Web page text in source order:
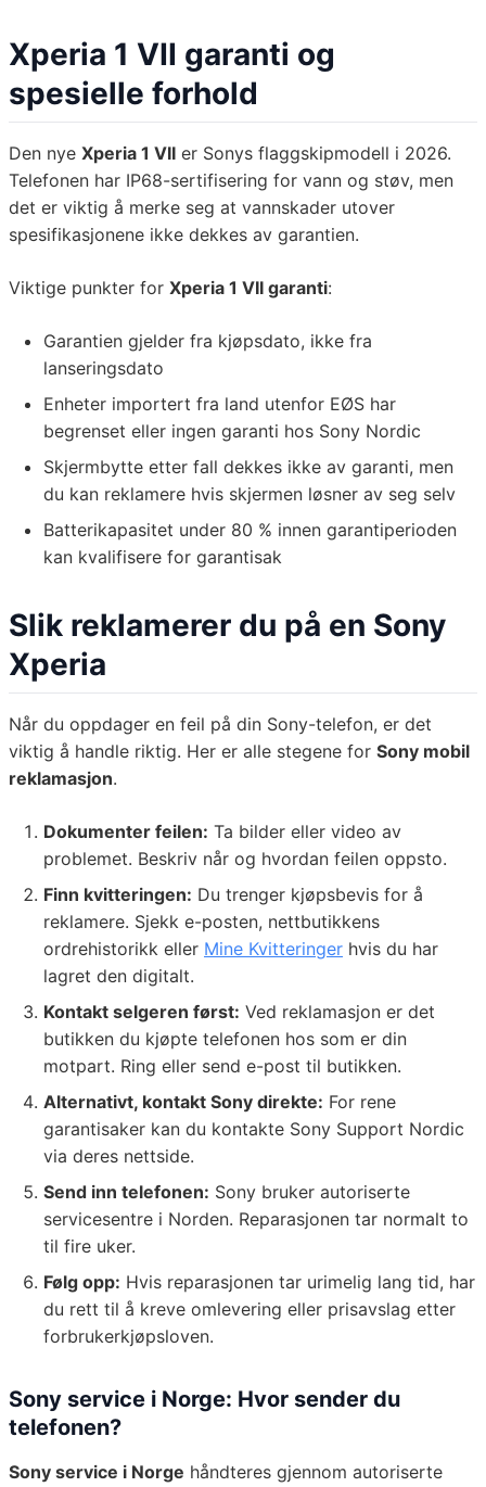
Xperia 1 VII garanti og
spesielle forhold
Den nye Xperia 1 VII er Sonys flaggskipmodell i 2026.
Telefonen har IP68-sertifisering for vann og støv, men
det er viktig å merke seg at vannskader utover
spesifikasjonene ikke dekkes av garantien.
Viktige punkter for Xperia 1 VII garanti:
Garantien gjelder fra kjøpsdato, ikke fra
lanseringsdato
Enheter importert fra land utenfor EØS har
begrenset eller ingen garanti hos Sony Nordic
Skjermbytte etter fall dekkes ikke av garanti, men
du kan reklamere hvis skjermen løsner av seg selv
Batterikapasitet under 80 % innen garantiperioden
kan kvalifisere for garantisak
Slik reklamerer du på en Sony
Xperia
Når du oppdager en feil på din Sony-telefon, er det
viktig å handle riktig. Her er alle stegene for Sony mobil
reklamasjon.
Dokumenter feilen: Ta bilder eller video av
problemet. Beskriv når og hvordan feilen oppsto.
Finn kvitteringen: Du trenger kjøpsbevis for å
reklamere. Sjekk e-posten, nettbutikkens
ordrehistorikk eller Mine Kvitteringer hvis du har
lagret den digitalt.
Kontakt selgeren først: Ved reklamasjon er det
butikken du kjøpte telefonen hos som er din
motpart. Ring eller send e-post til butikken.
Alternativt, kontakt Sony direkte: For rene
garantisaker kan du kontakte Sony Support Nordic
via deres nettside.
Send inn telefonen: Sony bruker autoriserte
servicesentre i Norden. Reparasjonen tar normalt to
til fire uker.
Følg opp: Hvis reparasjonen tar urimelig lang tid, har
du rett til å kreve omlevering eller prisavslag etter
forbrukerkjøpsloven.
Sony service i Norge: Hvor sender du
telefonen?
Sony service i Norge håndteres gjennom autoriserte